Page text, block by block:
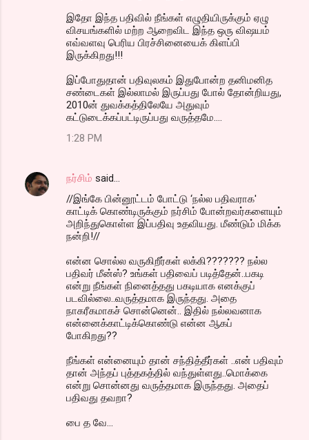
இதோ இந்த பதிவில் நீங்கள் எழுதியிருக்கும் ஏழு
விசயங்களில் மற்ற ஆறைவிட இந்த ஒரு விஷயம்
எவ்வளவு பெரிய பிரச்சினையைக் கிளப்பி
இருக்கிறது!!!
இப்போதுதான் பதிவுலகம் இதுபோன்ற தனிமனித
சண்டைகள் இல்லாமல் இருப்பது போல் தோன்றியது,
2010ன் துவக்கத்திலேயே அதுவும்
கட்டுடைக்கப்பட்டிருப்பது வருத்தமே....
1:28 PM
நர்சிம் said…
//இங்கே பின்னூட்டம் போட்டு ‘நல்ல பதிவராக'
காட்டிக் கொண்டிருக்கும் நர்சிம் போன்றவர்களையும்
அறிந்துகொள்ள இப்பதிவு உதவியது. மீண்டும் மிக்க
நன்றி!//
என்ன சொல்ல வருகிறீர்கள் லக்கி??????? நல்ல
பதிவர் மீன்ஸ்? உங்கள் பதிவைப் படித்தேன்..பகடி
என்று நீங்கள் நினைத்தது பகடியாக எனக்குப்
படவில்லை..வருத்தமாக இருந்தது. அதை
நாகரீகமாகச் சொன்னென்.. இதில் நல்லவனாக
என்னைக்காட்டிக்கொண்டு என்ன ஆகப்
போகிறது??
நீங்கள் என்னையும் தான் சந்தித்தீர்கள் ..என் பதிவும்
தான் அந்தப் புத்தகத்தில் வந்துள்ளது..மொக்கை
என்று சொன்னது வருத்தமாக இருந்தது. அதைப்
பதிவது தவறா?
பை த வே...